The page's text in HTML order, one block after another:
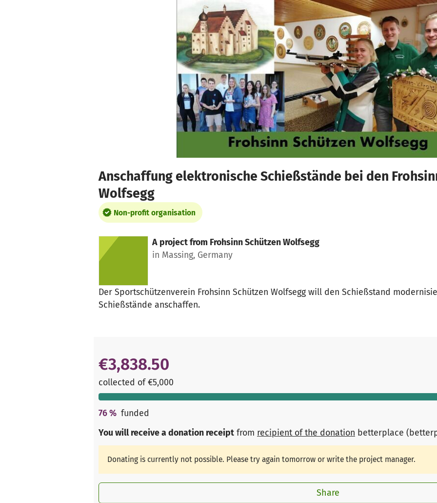
Anschaffung elektronische Schießstände bei den
Wolfsegg
Non-profit organisation
A project from Frohsinn Schützen Wolfsegg
in Massing, Germany
Der Sportschützenverein Frohsinn Schützen Wolfsegg will den Schießstand
Schießstände anschaffen.
€3,838.50
collected of €5,000
76% funded
You will receive a donation receipt from recipient of the donation betterplace
Donating is currently not possible. Please try again tomorrow or write the project manager.
Share